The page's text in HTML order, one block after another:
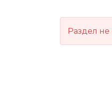
Раздел